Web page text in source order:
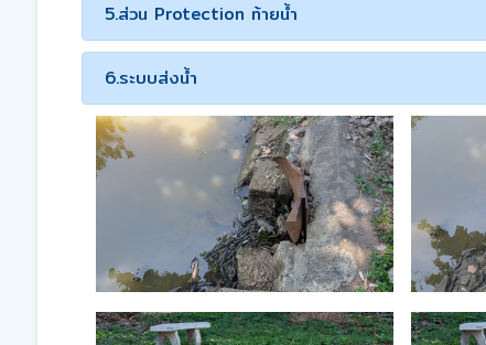
5.ส่วน Protection ท้ายน้ำ
6.ระบบส่งน้ำ